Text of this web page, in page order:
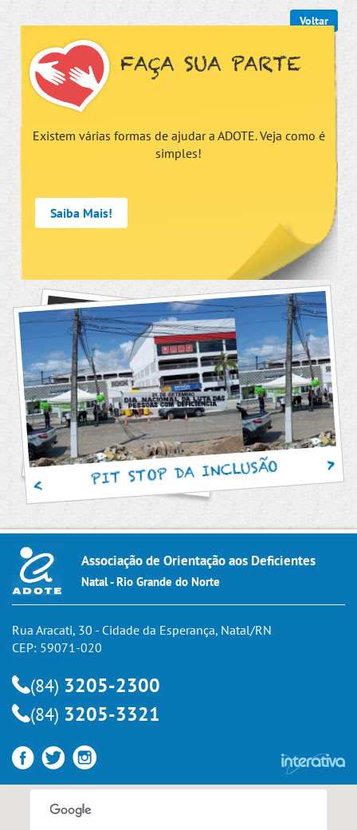
Voltar
FAÇA SUA PARTE
Existem várias formas de ajudar a ADOTE. Veja como é
simples!
Saiba Mais!
PIT STOP DA INCLUSÃO
Associação de Orientação aos Deficientes
Natal - Rio Grande do Norte
Rua Aracati, 30 - Cidade da Esperança, Natal/RN
CEP: 59071-020
(84) 3205-2300
(84) 3205-3321